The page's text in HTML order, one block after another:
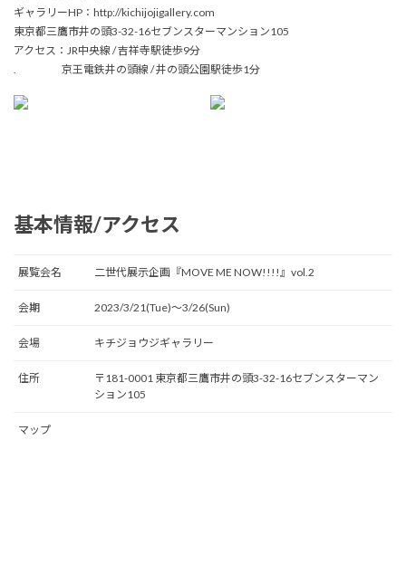
ギャラリーHP：http://kichijojigallery.com
東京都三鷹市井の頭3-32-16セブンスターマンション105
アクセス：JR中央線 / 吉祥寺駅徒歩9分
. 京王電鉄井の頭線 / 井の頭公園駅徒歩1分
基本情報/アクセス
展覧会名 二世代展示企画『MOVE ME NOW!!!!』vol.2
会期 2023/3/21(Tue)〜3/26(Sun)
会場 キチジョウジギャラリー
住所
〒181-0001 東京都三鷹市井の頭3-32-16セブンスターマン
ション105
マップ